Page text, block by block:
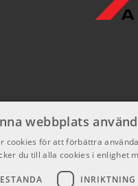
webbplats
cookies för att förbättra
du till alla cookies i enlighet
INRIKTNING